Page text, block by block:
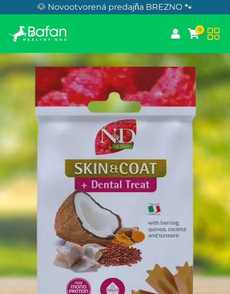
Skip to Content🐶 Novootvorená predajňa BREZNO 🐾
0